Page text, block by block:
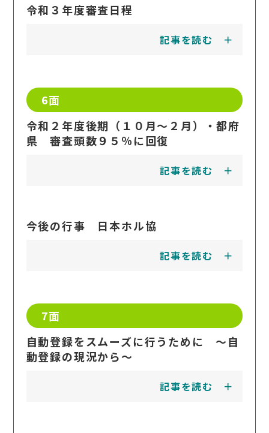
令和３年度審査日程
記事を読む
6面
令和２年度後期（１０月～２月）・都府
県 審査頭数９５％に回復
記事を読む
今後の行事 日本ホル協
記事を読む
7面
自動登録をスムーズに行うために ～自
動登録の現況から～
記事を読む